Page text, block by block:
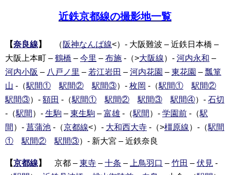
近鉄京都線の撮影地一覧
【奈良線】 （ 阪神なんば線<）- 大阪難波 – 近鉄日本橋 –
大阪上本町 – 鶴橋 – 今里 – 布施 -（>大阪線）- 河内永和 –
河内小阪 – 八戸ノ里 – 若江岩田 – 河内花園 – 東花園 – 瓢箪
山 -（駅間① 駅間② 駅間③）- 枚岡 -（駅間①
駅間②
駅間③）- 額田 -（駅間① 駅間② 駅間③ 駅間④）- 石切
-（駅間 ）- 生駒 – 東生駒 – 富雄 -（駅間 ）- 学園前 -（駅
間 ）- 菖蒲池 -（京都線<）- 大和西大寺 -（>橿原線）-（駅間
①
駅間② 駅間③）- 新大宮 – 近鉄奈良
【京都線】 京都 – 東寺 – 十条 – 上鳥羽口 – 竹田 – 伏見 -